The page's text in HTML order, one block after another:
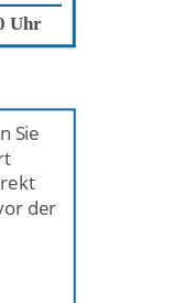
Sie
der
Uhr